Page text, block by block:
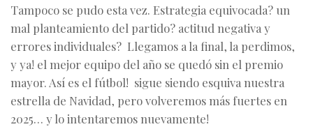
Tampoco se pudo esta vez. Estrategia equivocada? un
mal planteamiento del partido? actitud negativa y
errores individuales? Llegamos a la final, la perdimos,
y ya! el mejor equipo del año se quedó sin el premio
mayor. Así es el fútbol! sigue siendo esquiva nuestra
estrella de Navidad, pero volveremos más fuertes en
2025… y lo intentaremos nuevamente!